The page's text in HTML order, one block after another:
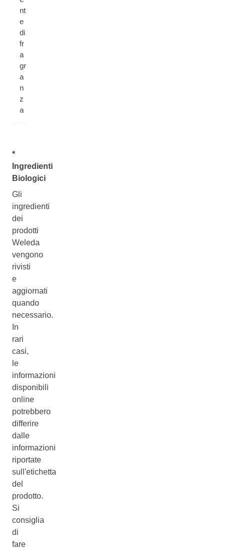
nt
e
di
fr
a
gr
a
n
z
a
*
Ingredienti
Biologici
Gli
ingredienti
dei
prodotti
Weleda
vengono
rivisti
e
aggiornati
quando
necessario.
In
rari
casi,
le
informazioni
disponibili
online
potrebbero
differire
dalle
informazioni
riportate
sull'etichetta
del
prodotto.
Si
consiglia
di
fare